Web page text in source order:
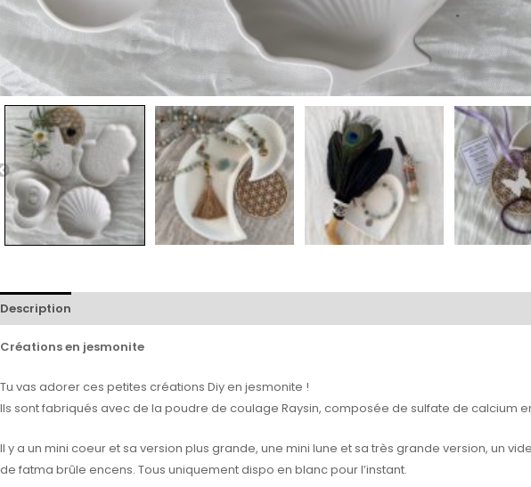
Description
Créations en jesmonite
Tu vas adorer ces petites créations Diy en jesmonite !
Ils sont fabriqués avec de la poudre de coulage Raysin, composée de sulfate de calcium
Il y a un mini coeur et sa version plus grande, une mini lune et sa très grande version, un
de fatma brûle encens. Tous uniquement dispo en blanc pour l’instant.